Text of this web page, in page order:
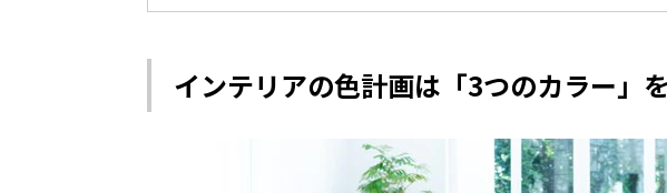
インテリアの色計画は「3つのカラー」